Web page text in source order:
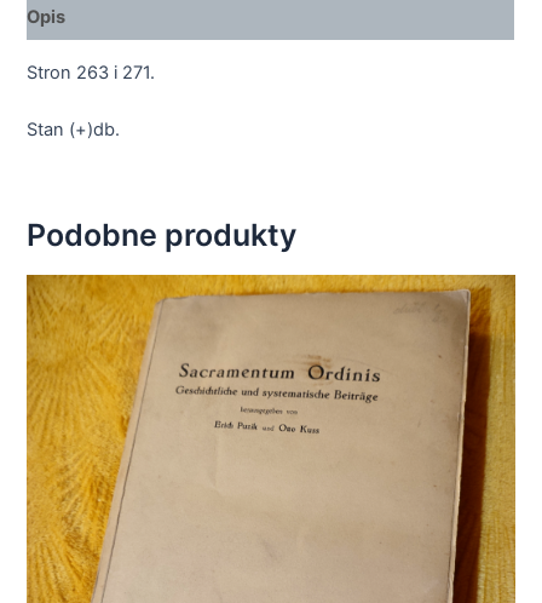
Opis
Stron 263 i 271.
Stan (+)db.
Podobne produkty